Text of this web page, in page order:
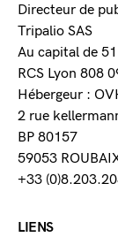
Directeur de
Tripalio SAS
Au capital de
RCS Lyon 808
Hébergeur :
2 rue
BP 80157
59053
+33
LIENS